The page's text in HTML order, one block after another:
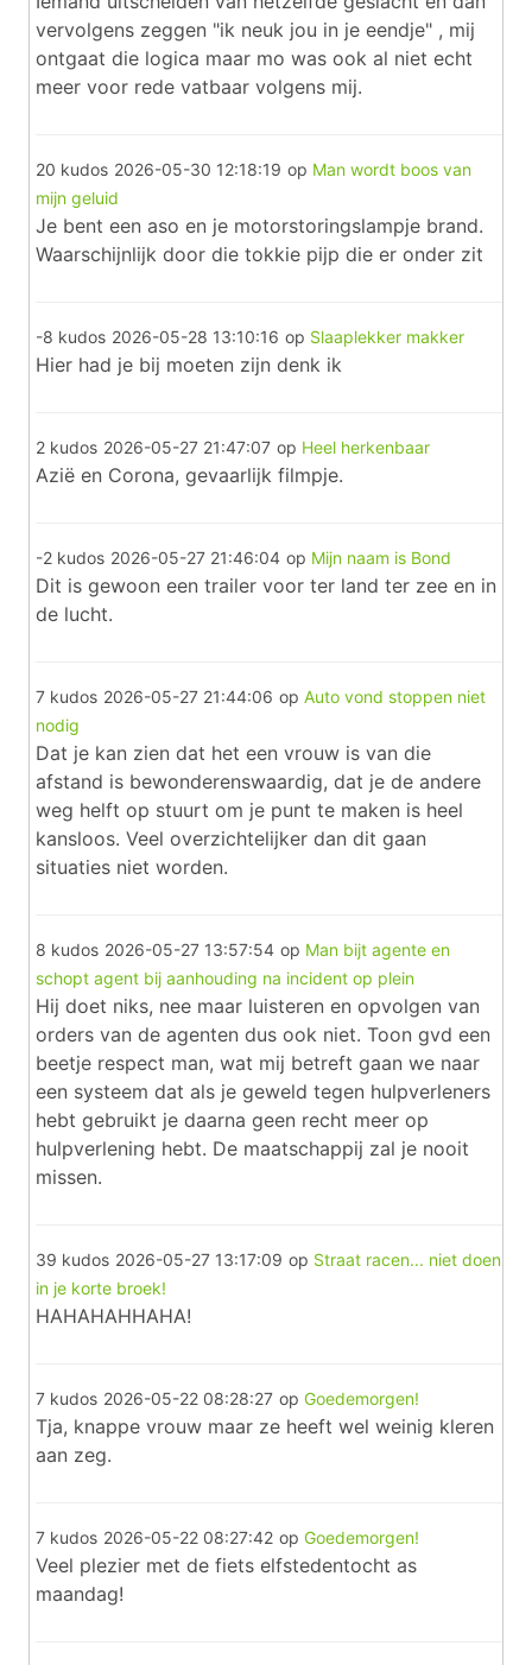
vervolgens zeggen "ik neuk jou in je eendje" , mij
ontgaat die logica maar mo was ook al niet echt
meer voor rede vatbaar volgens mij.
20 kudos 2026-05-30 12:18:19 op Man wordt boos van
mijn geluid
Je bent een aso en je motorstoringslampje brand.
Waarschijnlijk door die tokkie pijp die er onder zit
-8 kudos 2026-05-28 13:10:16 op Slaaplekker makker
Hier had je bij moeten zijn denk ik
2 kudos 2026-05-27 21:47:07 op Heel herkenbaar
Azië en Corona, gevaarlijk filmpje.
-2 kudos 2026-05-27 21:46:04 op Mijn naam is Bond
Dit is gewoon een trailer voor ter land ter zee en in
de lucht.
7 kudos 2026-05-27 21:44:06 op Auto vond stoppen niet
nodig
Dat je kan zien dat het een vrouw is van die
afstand is bewonderenswaardig, dat je de andere
weg helft op stuurt om je punt te maken is heel
kansloos. Veel overzichtelijker dan dit gaan
situaties niet worden.
8 kudos 2026-05-27 13:57:54 op Man bijt agente en
schopt agent bij aanhouding na incident op plein
Hij doet niks, nee maar luisteren en opvolgen van
orders van de agenten dus ook niet. Toon gvd een
beetje respect man, wat mij betreft gaan we naar
een systeem dat als je geweld tegen hulpverleners
hebt gebruikt je daarna geen recht meer op
hulpverlening hebt. De maatschappij zal je nooit
missen.
39 kudos 2026-05-27 13:17:09 op Straat racen... niet doen
in je korte broek!
HAHAHAHHAHA!
7 kudos 2026-05-22 08:28:27 op Goedemorgen!
Tja, knappe vrouw maar ze heeft wel weinig kleren
aan zeg.
7 kudos 2026-05-22 08:27:42 op Goedemorgen!
Veel plezier met de fiets elfstedentocht as
maandag!